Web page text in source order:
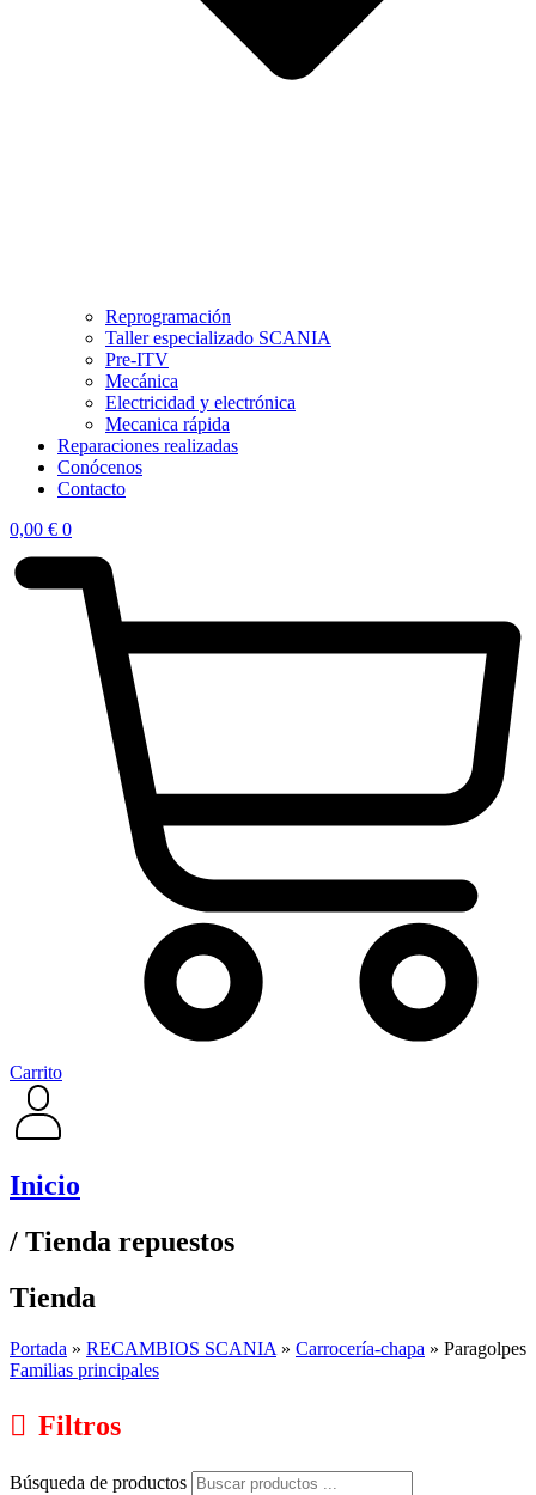
Reprogramación
Taller especializado SCANIA
Pre-ITV
Mecánica
Electricidad y electrónica
Mecanica rápida
Reparaciones realizadas
Conócenos
Contacto
0,00 € 0
Carrito
Inicio
/ Tienda repuestos
Tienda
Portada » RECAMBIOS SCANIA » Carrocería-chapa » Paragolpes
Familias principales
Filtros
Búsqueda de productos